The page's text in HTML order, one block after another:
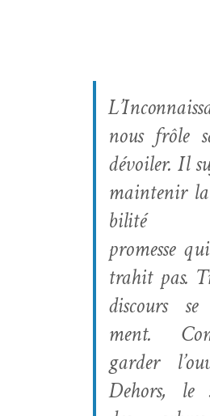
nous frôle
dévoil­er. Il
main­tenir
bil­ité
promesse
trahit pas.
dis­cours
ment.
garder
Dehors, le